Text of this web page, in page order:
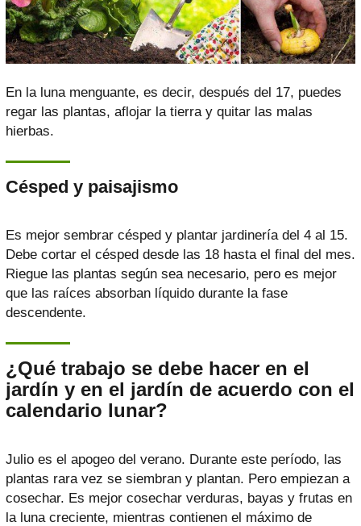
En la luna menguante, es decir, después del 17, puedes
regar las plantas, aflojar la tierra y quitar las malas
hierbas.
Césped y paisajismo
Es mejor sembrar césped y plantar jardinería del 4 al 15.
Debe cortar el césped desde las 18 hasta el final del mes.
Riegue las plantas según sea necesario, pero es mejor
que las raíces absorban líquido durante la fase
descendente.
¿Qué trabajo se debe hacer en el
jardín y en el jardín de acuerdo con el
calendario lunar?
Julio es el apogeo del verano. Durante este período, las
plantas rara vez se siembran y plantan. Pero empiezan a
cosechar. Es mejor cosechar verduras, bayas y frutas en
la luna creciente, mientras contienen el máximo de